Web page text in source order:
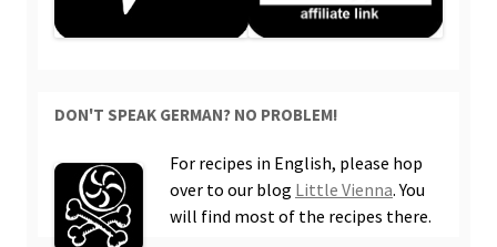
DON'T SPEAK GERMAN? NO PROBLEM!
For recipes in English, please hop
over to our blog Little Vienna. You
will find most of the recipes there.